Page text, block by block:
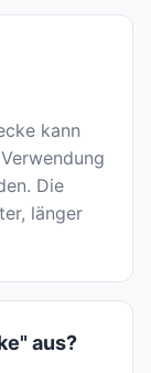
kann
Die
länger
aus?